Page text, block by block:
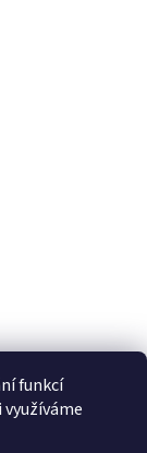
funkcí